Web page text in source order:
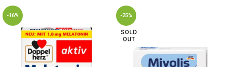
-16% -25%
SOLD
OUT